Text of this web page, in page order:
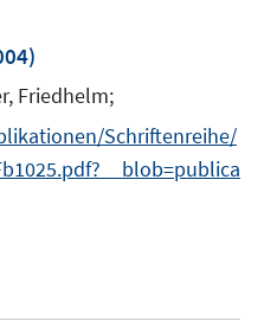
Friedhelm;
Schriftenreihe/